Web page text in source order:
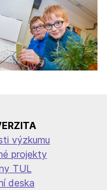
výzkumu
projekty
TUL
deska